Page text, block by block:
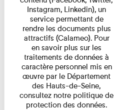
Instagram, Linkedin), un
service permettant de
rendre les documents plus
attractifs (Calameo). Pour
en savoir plus sur les
traitements de données à
caractère personnel mis en
œuvre par le Département
des Hauts-de-Seine,
consultez notre politique de
protection des données.